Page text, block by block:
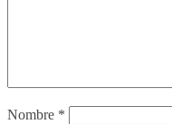
Nombre *